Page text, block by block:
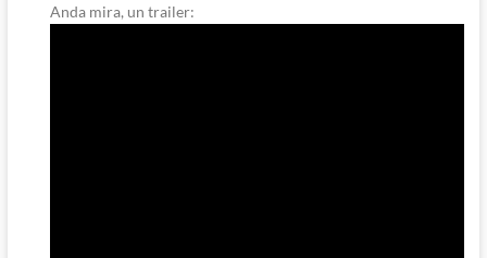
Anda mira, un trailer: